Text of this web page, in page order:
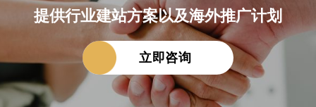
提供行业建站方案以及海外推广计划
立即咨询